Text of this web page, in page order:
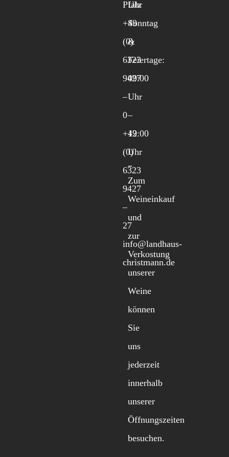
Pfalz
+49
(0)
6323
9427
–
0
+49
(0)
6323
9427
–
27
info@landhaus-
christmann.de
Uhr
Sonntag
&
Feiertage:
09:00
Uhr
–
12:00
Uhr
Zum
Weineinkauf
und
zur
Verkostung
unserer
Weine
können
Sie
uns
jederzeit
innerhalb
unserer
Öffnungszeiten
besuchen.